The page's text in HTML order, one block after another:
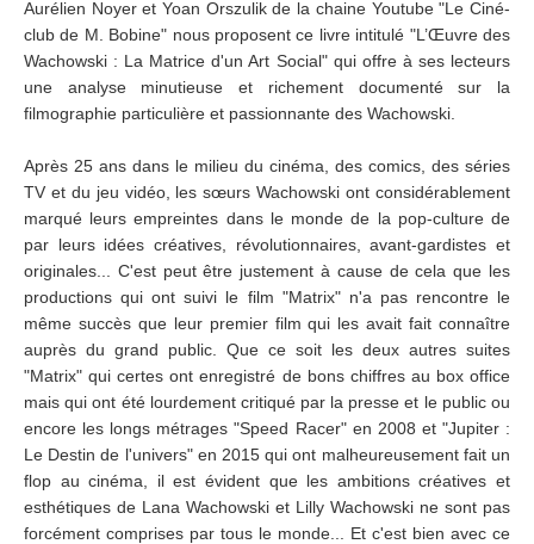
Aurélien Noyer et Yoan Orszulik de la chaine Youtube "Le Ciné-
club de M. Bobine" nous proposent ce livre intitulé "L’Œuvre des
Wachowski : La Matrice d'un Art Social" qui offre à ses lecteurs
une analyse minutieuse et richement documenté sur la
filmographie particulière et passionnante des Wachowski.
Après 25 ans dans le milieu du cinéma, des comics, des séries
TV et du jeu vidéo, les sœurs Wachowski ont considérablement
marqué leurs empreintes dans le monde de la pop-culture de
par leurs idées créatives, révolutionnaires, avant-gardistes et
originales... C'est peut être justement à cause de cela que les
productions qui ont suivi le film "Matrix" n'a pas rencontre le
même succès que leur premier film qui les avait fait connaître
auprès du grand public. Que ce soit les deux autres suites
"Matrix" qui certes ont enregistré de bons chiffres au box office
mais qui ont été lourdement critiqué par la presse et le public ou
encore les longs métrages "Speed Racer" en 2008 et "Jupiter :
Le Destin de l'univers" en 2015 qui ont malheureusement fait un
flop au cinéma, il est évident que les ambitions créatives et
esthétiques de Lana Wachowski et Lilly Wachowski ne sont pas
forcément comprises par tous le monde... Et c'est bien avec ce